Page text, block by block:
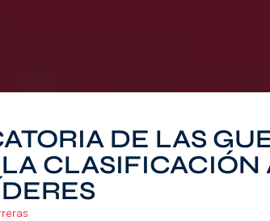
DE LAS
CLASIFICACIÓN